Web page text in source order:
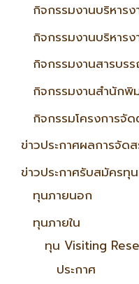
กิจกรรมงานบริหาร
กิจกรรมงานบริหาร
กิจกรรมงานสารบร
กิจกรรมงานสำนักพิ
กิจกรรมโครงการจั
ข่าวประกาศผลการจัด
ข่าวประกาศรับสมัครทุน
ทุนภายนอก
ทุนภายใน
ทุน Visiting
ประกาศ